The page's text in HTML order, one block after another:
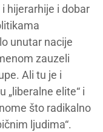
hijerarhije i dobar
unutar nacije
zauzeli
Ali tu je i
„liberalne elite“ i
što radikalno
ljudima“.